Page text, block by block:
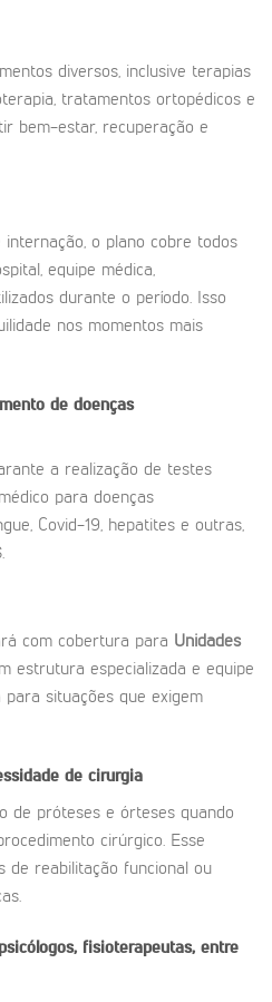
diversos, inclusive terapias
tratamentos ortopédicos e
bem-estar, recuperação e
internação, o plano cobre todos
equipe médica,
durante o período. Isso
nos momentos mais
de doenças
a realização de testes
para doenças
Covid-19, hepatites e outras,
com cobertura para Unidades
estrutura especializada e equipe
situações que exigem
de cirurgia
de próteses e órteses quando
cirúrgico. Esse
de reabilitação funcional ou
fisioterapeutas, entre